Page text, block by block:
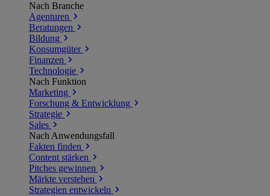
Nach Branche
Agenturen
Beratungen
Bildung
Konsumgüter
Finanzen
Technologie
Nach Funktion
Marketing
Forschung & Entwicklung
Strategie
Sales
Nach Anwendungsfall
Fakten finden
Content stärken
Pitches gewinnen
Märkte verstehen
Strategien entwickeln